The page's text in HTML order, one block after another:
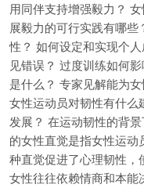
用同伴支持增强毅力？
展毅力的可行实践有哪
性？ 如何设定和实现个
见错误？ 过度训练如何
是什么？ 专家见解能为
女性运动员对韧性有什么
发展？ 在运动韧性的背
的女性直觉是指女性运
种直觉促进了心理韧性
女性往往依赖情商和本能